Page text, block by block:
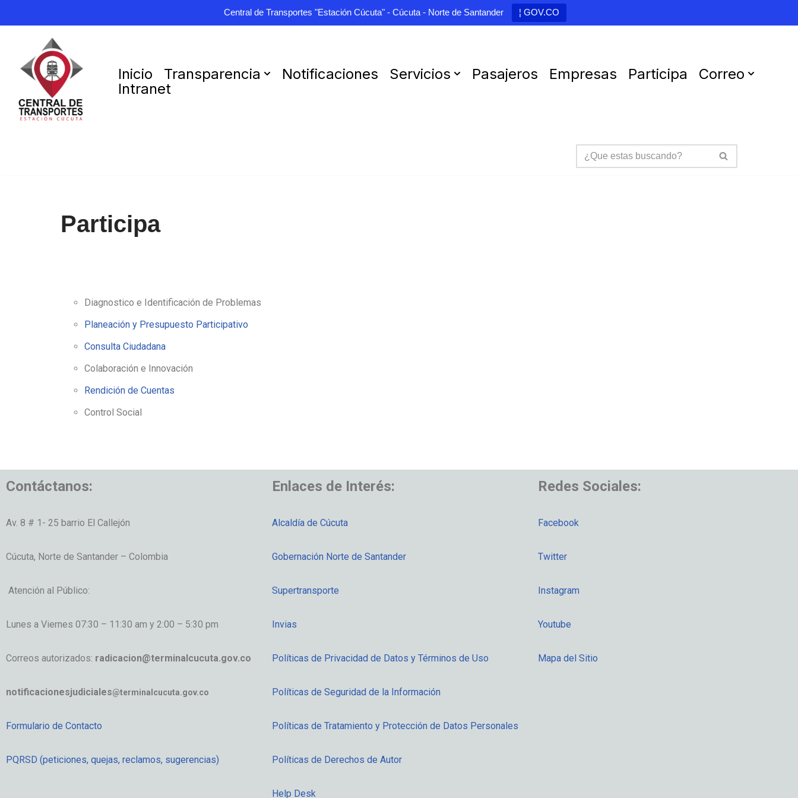
Central de Transportes "Estación Cúcuta" - Cúcuta - Norte de Santander ¦ GOV.CO
Saltar
contenido
Inicio Transparencia Notificaciones Servicios Pasajeros Empresas Participa
Correo
Intranet
Participa
Diagnostico e Identificación de Problemas
Planeación y Presupuesto Participativo
Consulta Ciudadana
Colaboración e Innovación
Rendición de Cuentas
Control Social
Contáctanos:
Av. 8 # 1- 25 barrio El Callejón
Cúcuta, Norte de Santander – Colombia
Atención al Público:
Lunes a Viernes 07:30 – 11:30 am y 2:00 – 5:30 pm
Correos autorizados: radicacion@terminalcucuta.gov.co
notificacionesjudiciales@terminalcucuta.gov.co
Formulario de Contacto
PQRSD (peticiones, quejas, reclamos, sugerencias)
Enlaces de Interés:
Alcaldía de Cúcuta
Gobernación Norte de Santander
Supertransporte
Invias
Políticas de Privacidad de Datos y Términos de Uso
Políticas de Seguridad de la Información
Políticas de Tratamiento y Protección de Datos Personales
Políticas de Derechos de Autor
Help Desk
Redes Sociales:
Facebook
Twitter
Instagram
Youtube
Mapa del Sitio